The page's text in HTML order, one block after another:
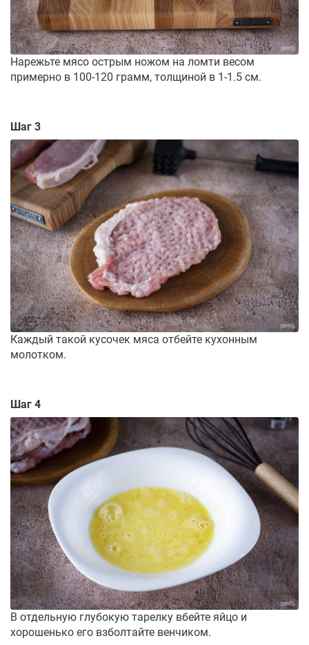
Нарежьте мясо острым ножом на ломти весом
примерно в 100-120 грамм, толщиной в 1-1.5 см.
Шаг 3
Каждый такой кусочек мяса отбейте кухонным
молотком.
Шаг 4
В отдельную глубокую тарелку вбейте яйцо и
хорошенько его взболтайте венчиком.